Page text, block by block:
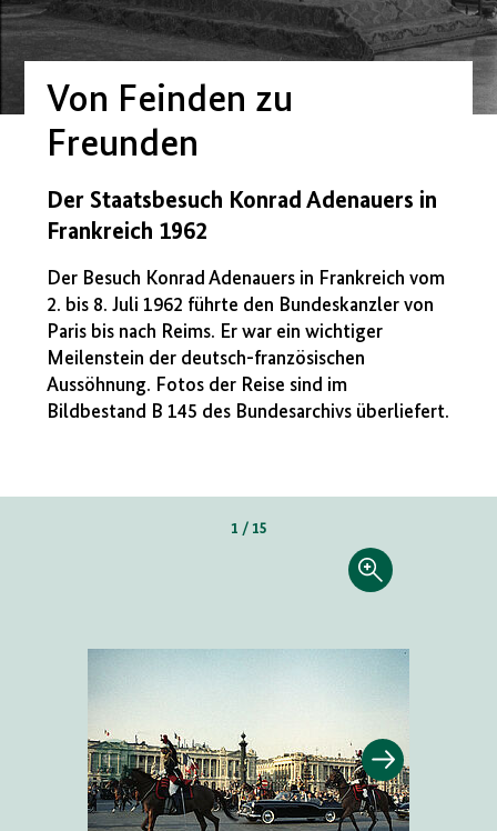
Von Feinden zu
Freunden
Der Staatsbesuch Konrad Adenauers in
Frankreich 1962
Der Besuch Konrad Adenauers in Frankreich vom
2. bis 8. Juli 1962 führte den Bundeskanzler von
Paris bis nach Reims. Er war ein wichtiger
Meilenstein der deutsch-französischen
Aussöhnung. Fotos der Reise sind im
Bildbestand B 145 des Bundesarchivs überliefert.
1 / 15